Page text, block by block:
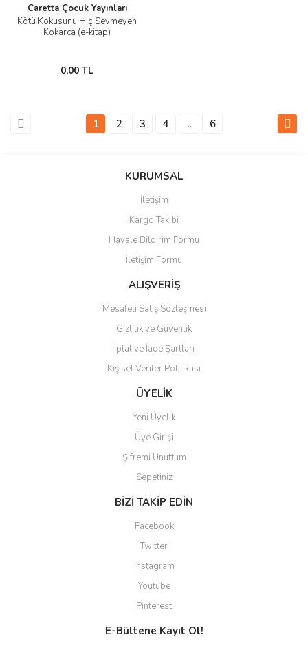
Caretta Çocuk Yayınları
Kötü Kokusunu Hiç Sevmeyen
Kokarca (e-kitap)
0,00 TL
1 2 3 4 .. 6
KURUMSAL
İletişim
Kargo Takibi
Havale Bildirim Formu
İletişim Formu
ALIŞVERİŞ
Mesafeli Satış Sözleşmesi
Gizlilik ve Güvenlik
İptal ve İade Şartları
Kişisel Veriler Politikası
ÜYELİK
Yeni Üyelik
Üye Girişi
Şifremi Unuttum
Sepetiniz
BİZİ TAKİP EDİN
Facebook
Twitter
Instagram
Youtube
Pinterest
E-Bültene Kayıt Ol!